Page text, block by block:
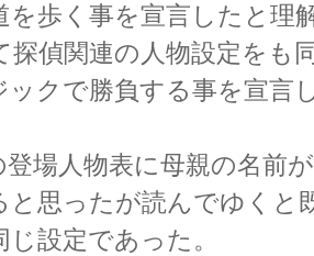
を歩く事を宣言したと理
探偵関連の人物設定をも
ックで勝負する事を宣言
登場人物表に母親の名前
と思ったが読んでゆくと
設定であった。